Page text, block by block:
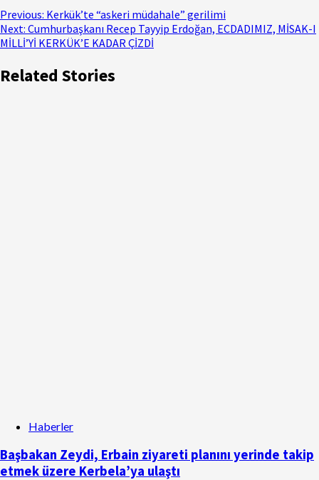
Previous: Kerkük’te “askeri müdahale” gerilimi
Next: Cumhurbaşkanı Recep Tayyip Erdoğan, ECDADIMIZ, MİSAK-I
MİLLİ’Yİ KERKÜK’E KADAR ÇİZDİ
Related Stories
Haberler
Başbakan Zeydi, Erbain ziyareti planını yerinde takip
etmek üzere Kerbela’ya ulaştı